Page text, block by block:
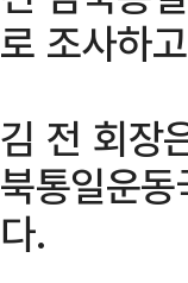
로 조사하
김 전 회장
북통일운
다.